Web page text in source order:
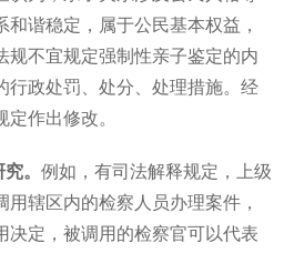
谐稳定，属于公民基本权益，
规不宜规定强制性亲子鉴定的内
行政处罚、处分、处理措施。经
作出修改。
。 例如，有司法解释规定，上级
用辖区内的检察人员办理案件，
决定，被调用的检察官可以代表